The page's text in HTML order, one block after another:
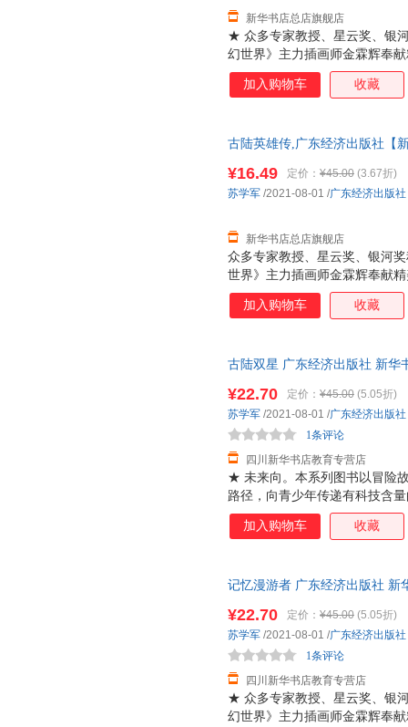
★ 众多专家教授、星云奖、银
幻世界》主力插画师金霖辉奉
故事为形式，以极限科学为翅
量的具备深刻社会文化、哲学
新华书店总店旗舰店
加入购物车 收藏
古陆英雄传,广东经济出版社【
众多专家教授、星云奖、银河
世界》主力插画师金霖辉奉献
事为形式，以极限科学为翅膀
的具备深刻社会文化、哲学思
¥16.49 定价： ¥45.00 (3.67折)
新华书店总店旗舰店
苏学军 /2021-08-01 /广东经济出版社
加入购物车 收藏
古陆双星 广东经济出版社 新华
★ 未来向。本系列图书以冒险
路径，向青少年传递有科技含
话题向，紧贴国家战略发展方
际远航到人工智能，从星际战
¥22.70 定价： ¥45.00 (5.05折)
四川新华书店教育专营店
1条评论
苏学军 /2021-08-01 /广东经济出版社
加入购物车 收藏
记忆漫游者 广东经济出版社 新
★ 众多专家教授、星云奖、银
幻世界》主力插画师金霖辉奉
¥22.70 定价： ¥45.00 (5.05折)
四川新华书店教育专营店
1条评论
苏学军 /2021-08-01 /广东经济出版社